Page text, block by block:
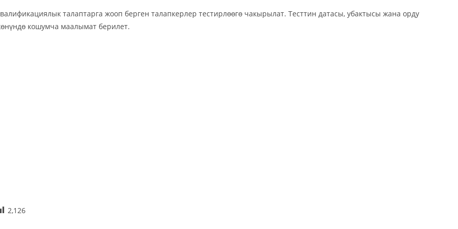
талаптарга жооп берген талапкерлер тестирлөөгө чакырылат. Тесттин датасы, убактысы жана орду
кошумча маалымат берилет.
2,126